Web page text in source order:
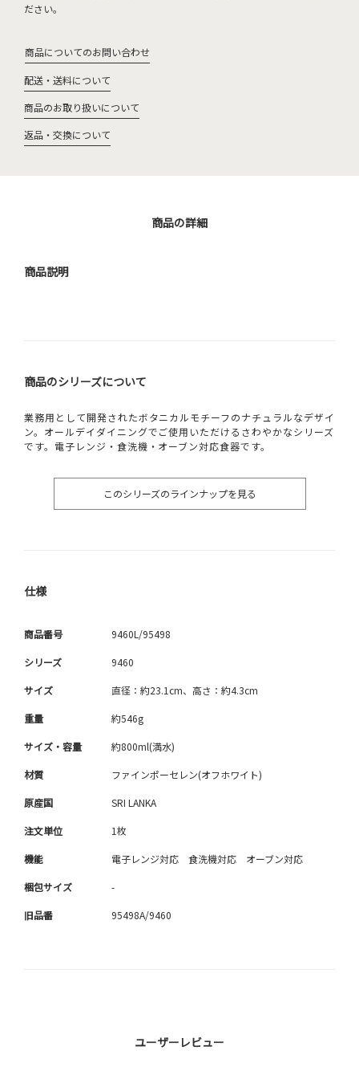
ださい。
商品についてのお問い合わせ
配送・送料について
商品のお取り扱いについて
返品・交換について
商品の詳細
商品説明
商品のシリーズについて
業務用として開発されたボタニカルモチーフのナチュラルなデザイ
ン。オールデイダイニングでご使用いただけるさわやかなシリーズ
です。電子レンジ・食洗機・オーブン対応食器です。
このシリーズのラインナップを見る
仕様
商品番号 9460L/95498
シリーズ 9460
サイズ 直径：約23.1cm、高さ：約4.3cm
重量 約546g
サイズ・容量 約800ml(満水)
材質 ファインポーセレン(オフホワイト)
原産国 SRI LANKA
注文単位 1枚
機能 電子レンジ対応 食洗機対応 オーブン対応
梱包サイズ -
旧品番 95498A/9460
ユーザーレビュー